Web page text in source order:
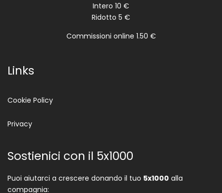
Intero 10 €
Ridotto 5 €
Commissioni online 1.50 €
Links
Cookie Policy
Privacy
Sostienici con il 5x1000
Puoi aiutarci a crescere donando il tuo 5x1000 alla
compagnia: